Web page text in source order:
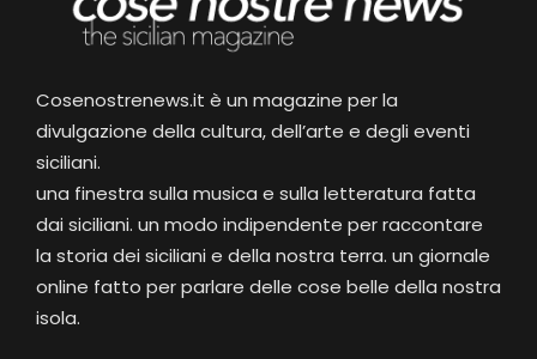
Cosenostrenews.it è un magazine per la
divulgazione della cultura, dell’arte e degli eventi
siciliani.
una finestra sulla musica e sulla letteratura fatta
dai siciliani. un modo indipendente per raccontare
la storia dei siciliani e della nostra terra. un giornale
online fatto per parlare delle cose belle della nostra
isola.